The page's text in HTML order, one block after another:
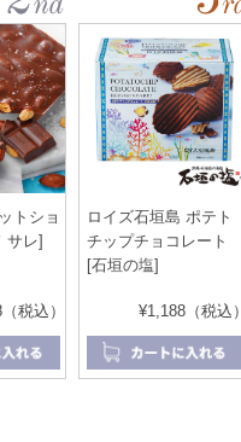
トショ
サレ]
税込）
ロイズ石垣島 ポテト
チップチョコレート
[石垣の塩]
¥1,188（税込）